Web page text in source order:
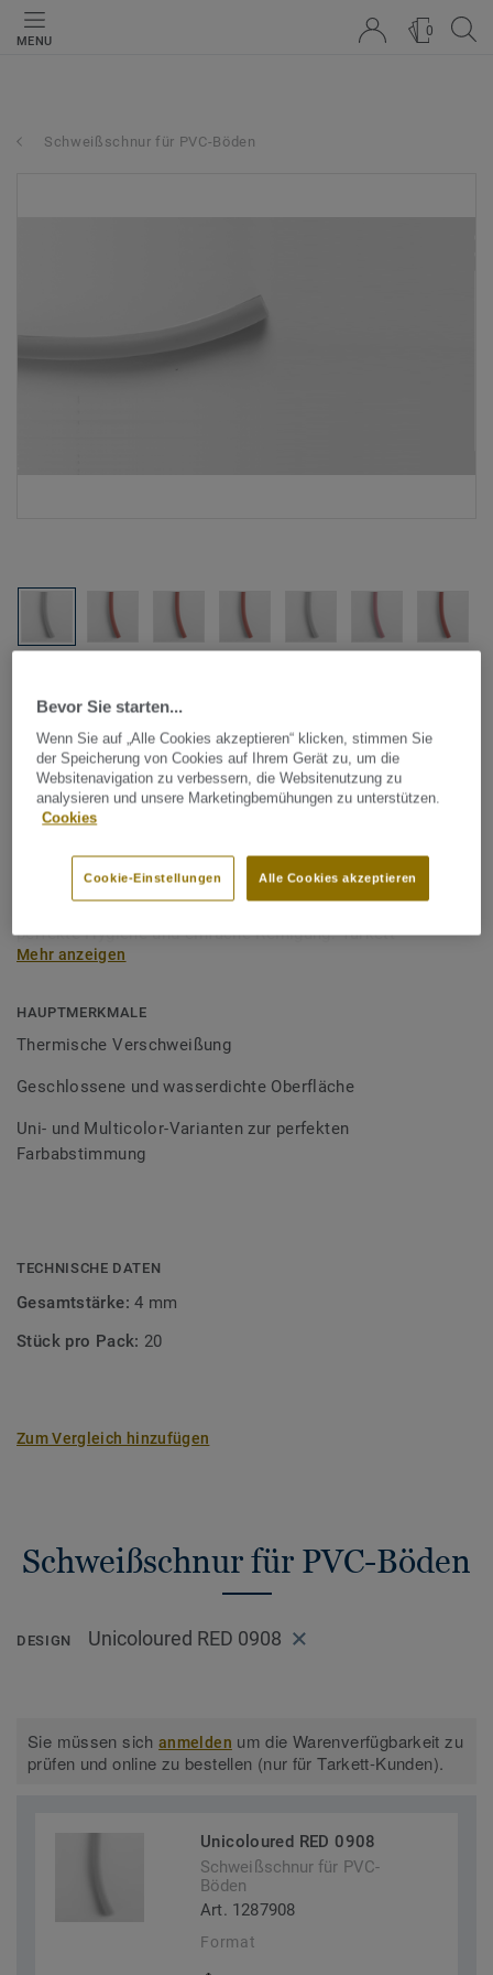
MENU
0
Schweißschnur für PVC-Böden
Tarkett Zubehör Komplettsortiment|Schweißschnüre
Schweißschnur für PVC-Böden
- Unicoloured RED 0908
Schweißschnüre werden zur thermischen Verschweißung
zweier PVC-Bahnen verwendet und sorgen für eine
wasserdichte und geschlossene Oberfläche, Grundlage für
perfekte Hygiene und einfache Reinigung. Tarkett
Schweißschnüre sind erhältlich in den Varianten Uni und
Bodenbelagssortiment abgestimmt. Durch die Verwendung
von Kontrastfarben lassen sich auch besondere
Mehr anzeigen
HAUPTMERKMALE
Thermische Verschweißung
Geschlossene und wasserdichte Oberfläche
Uni- und Multicolor-Varianten zur perfekten
Farbabstimmung
TECHNISCHE DATEN
Gesamtstärke:4 mm
Stück pro Pack: 20
Zum Vergleich hinzufügen
Schweißschnur für PVC-Böden
DESIGN Unicoloured RED 0908
Sie müssen sichanmelden um die Warenverfügbarkeit zu
prüfen und online zu bestellen (nur für Tarkett-Kunden).
Unicoloured RED 0908
Schweißschnur für PVC-
Böden
Art. 1287908
Format
Bevor Sie starten...
Wenn Sie auf „Alle Cookies akzeptieren“ klicken, stimmen Sie
der Speicherung von Cookies auf Ihrem Gerät zu, um die
Websitenavigation zu verbessern, die Websitenutzung zu
analysieren und unsere Marketingbemühungen zu unterstützen.
Cookies
Alle Cookies akzeptieren
Cookie-Einstellungen